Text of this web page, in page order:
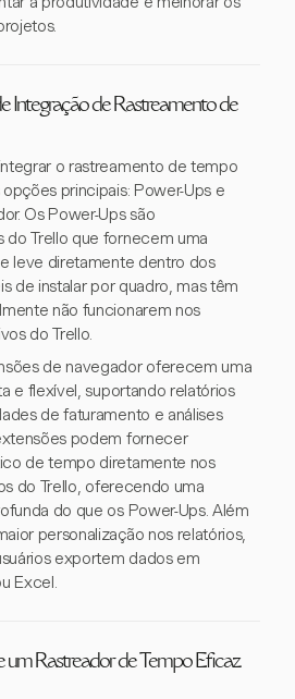
Integração de Rastreamento de
o rastreamento de tempo
principais: Power-Ups e
Os Power-Ups são
Trello que fornecem uma
leve diretamente dentro dos
de instalar por quadro, mas têm
não funcionarem nos
do Trello.
de navegador oferecem uma
e flexível, suportando relatórios
de faturamento e análises
podem fornecer
de tempo diretamente nos
do Trello, oferecendo uma
do que os Power-Ups. Além
personalização nos relatórios,
exportem dados em
Excel.
um Rastreador de Tempo Eficaz